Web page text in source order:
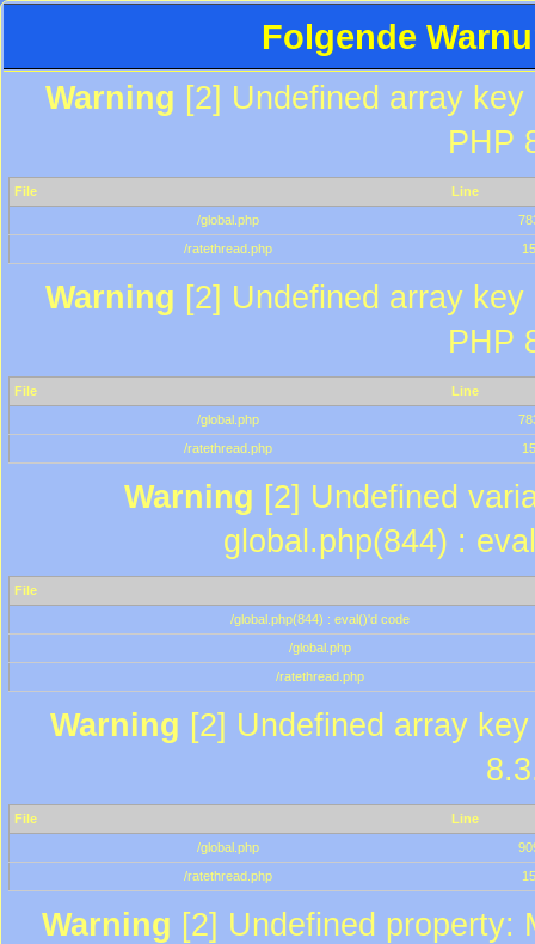
Folgende
Warning [2] Undefined array
PHP
File
Line
/global.php
/ratethread.php
15
Warning [2] Undefined array
PHP
File
Line
/global.php
/ratethread.php
15
Warning [2] Undefined
global.php(844) :
File
/global.php(844) : eval()'d code
/global.php
/ratethread.php
Warning [2] Undefined array
File
Line
/global.php
/ratethread.php
15
Warning [2] Undefined property: